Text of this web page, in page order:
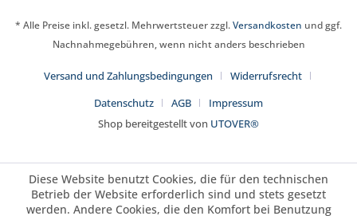
* Alle Preise inkl. gesetzl. Mehrwertsteuer zzgl.Versandkosten und ggf.
Nachnahmegebühren, wenn nicht anders beschrieben
Versand und Zahlungsbedingungen
Widerrufsrecht
Datenschutz
AGB
Impressum
Shop bereitgestellt von UTOVER®
Diese Website benutzt Cookies, die für den technischen
Betrieb der Website erforderlich sind und stets gesetzt
werden. Andere Cookies, die den Komfort bei Benutzung